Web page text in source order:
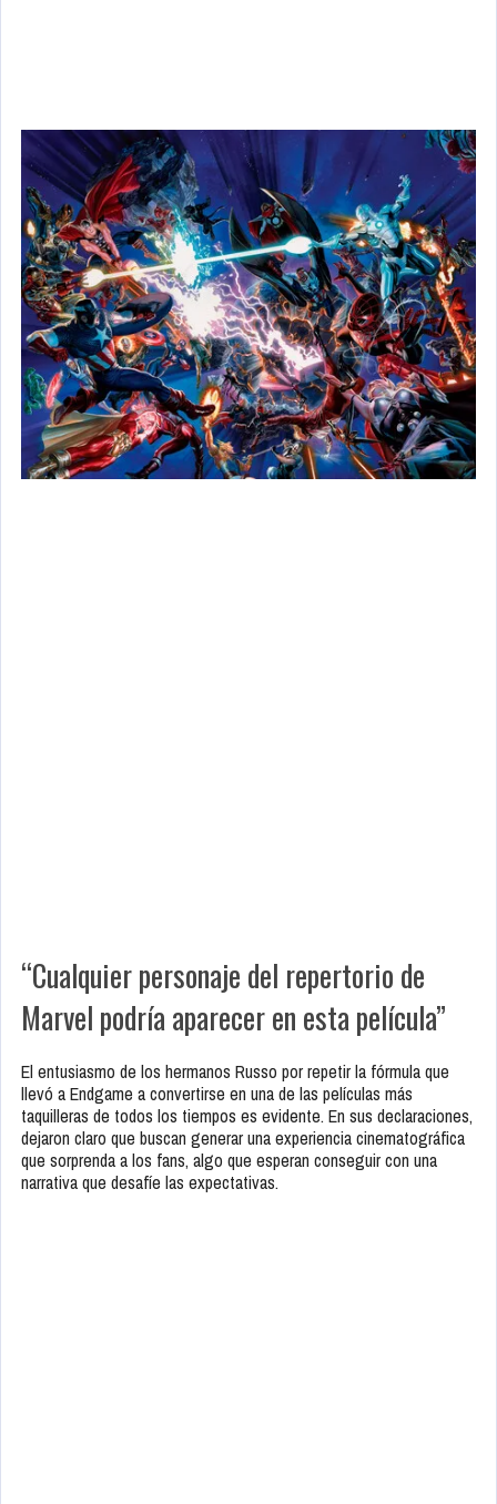
“Cualquier personaje del repertorio de
Marvel podría aparecer en esta película”
El entusiasmo de los hermanos Russo por repetir la fórmula que
llevó a Endgame a convertirse en una de las películas más
taquilleras de todos los tiempos es evidente. En sus declaraciones,
dejaron claro que buscan generar una experiencia cinematográfica
que sorprenda a los fans, algo que esperan conseguir con una
narrativa que desafíe las expectativas.